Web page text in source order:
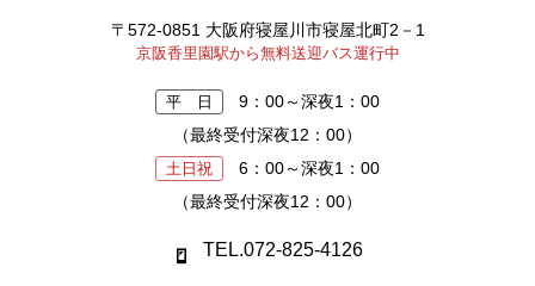
〒572-0851 大阪府寝屋川市寝屋北町2－1
京阪香里園駅から無料送迎バス運行中
平 日
9：00～深夜1：00
（最終受付深夜12：00）
土日祝
6：00～深夜1：00
（最終受付深夜12：00）
TEL.072-825-4126